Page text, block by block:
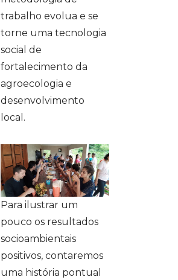
trabalho evolua e se
torne uma tecnologia
social de
fortalecimento da
agroecologia e
desenvolvimento
local.
Para ilustrar um
pouco os resultados
socioambientais
positivos, contaremos
uma história pontual